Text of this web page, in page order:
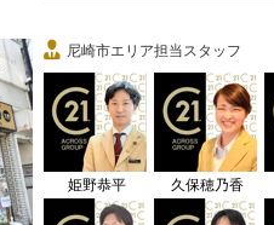
尼崎市エリア担当スタッフ
姫野恭平 久保穂乃香